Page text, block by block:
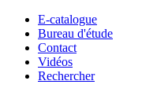
E-catalogue
Bureau d'étude
Contact
Vidéos
Rechercher